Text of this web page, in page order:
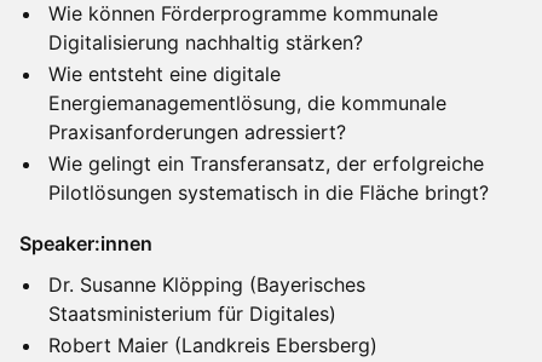
Wie können Förderprogramme kommunale
Digitalisierung nachhaltig stärken?
Wie entsteht eine digitale
Energiemanagementlösung, die kommunale
Praxisanforderungen adressiert?
Wie gelingt ein Transferansatz, der erfolgreiche
Pilotlösungen systematisch in die Fläche bringt?
Speaker:innen
Dr. Susanne Klöpping (Bayerisches
Staatsministerium für Digitales)
Robert Maier (Landkreis Ebersberg)